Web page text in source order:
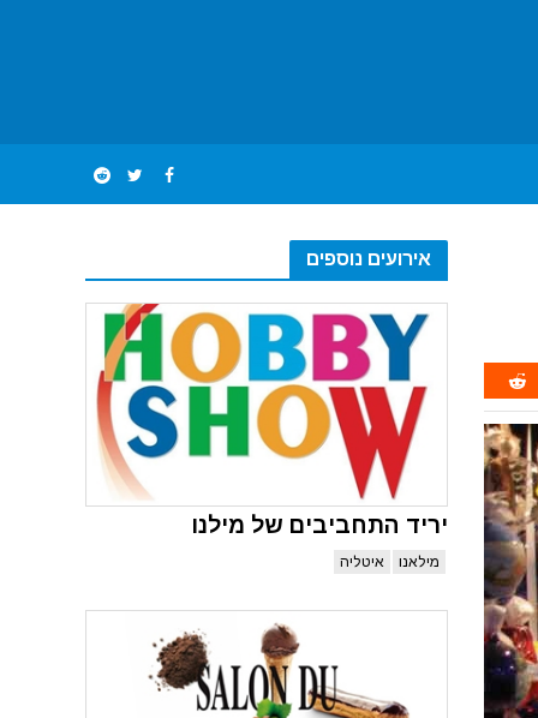
אירועים נוספים
יריד התחביבים של מילנו
מילאנו איטליה